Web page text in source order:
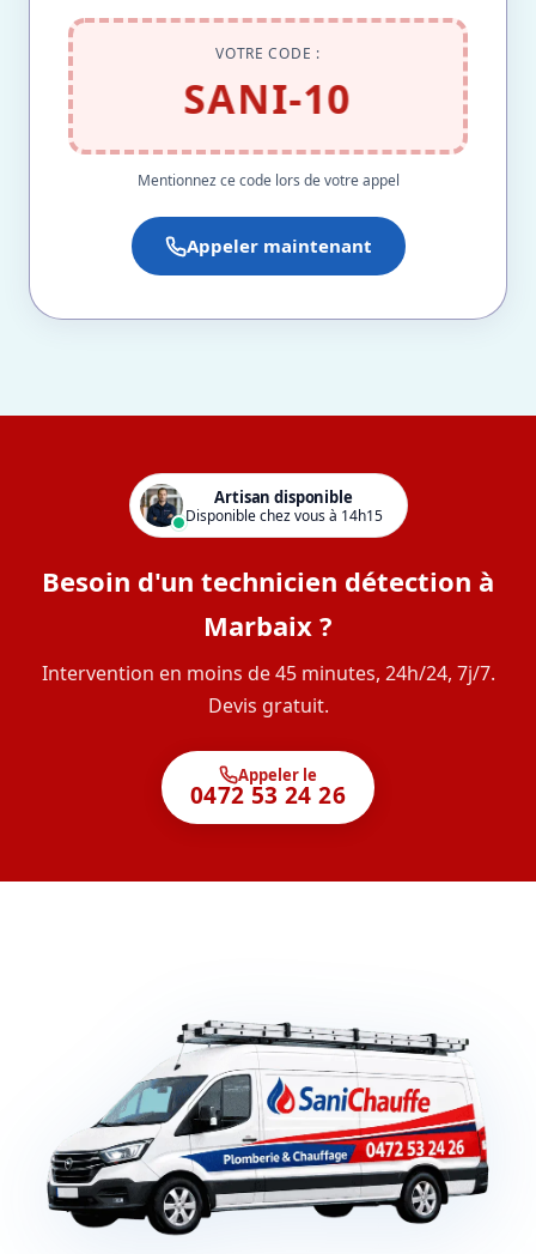
VOTRE CODE :
SANI-10
Mentionnez ce code lors de votre appel
Appeler maintenant
Artisan disponible
Disponible chez vous à 14h15
Besoin d'un technicien détection à
Marbaix ?
Intervention en moins de 45 minutes, 24h/24, 7j/7.
Devis gratuit.
Appeler le
0472 53 24 26